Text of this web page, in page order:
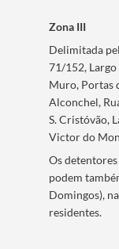
Search term
Zona III
Delimitada
71/152, Largo
Muro, Portas
Alconchel,
S. Cristóvão,
Victor do
Os
podem
Domingos),
residentes.